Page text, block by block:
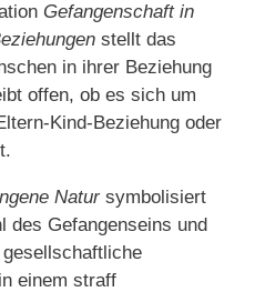
Gefangenschaft in
stellt das
in ihrer Beziehung
offen, ob es sich um
Kind-Beziehung oder
Natursymbolisiert
des Gefangenseins und
einem straff